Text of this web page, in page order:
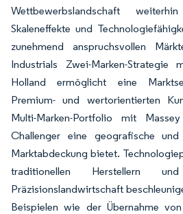
Wettbewerbslandschaft
Skaleneffekte und
zunehmend anspruchsvollen
Industrials Zwei-Marken-
Holland ermöglicht eine
Premium- und wertorientierten
Multi-Marken-Portfolio mit
Challenger eine geografische und
Marktabdeckung bietet.
traditionellen Herstellern
Präzisionslandwirtschaft
Beispielen wie der Übernahme